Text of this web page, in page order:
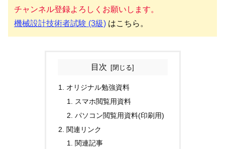
チャンネル登録よろしくお願いします。
機械設計技術者試験 (3級) はこちら。
目次
オリジナル勉強資料
スマホ閲覧用資料
パソコン閲覧用資料(印刷用)
関連リンク
関連記事